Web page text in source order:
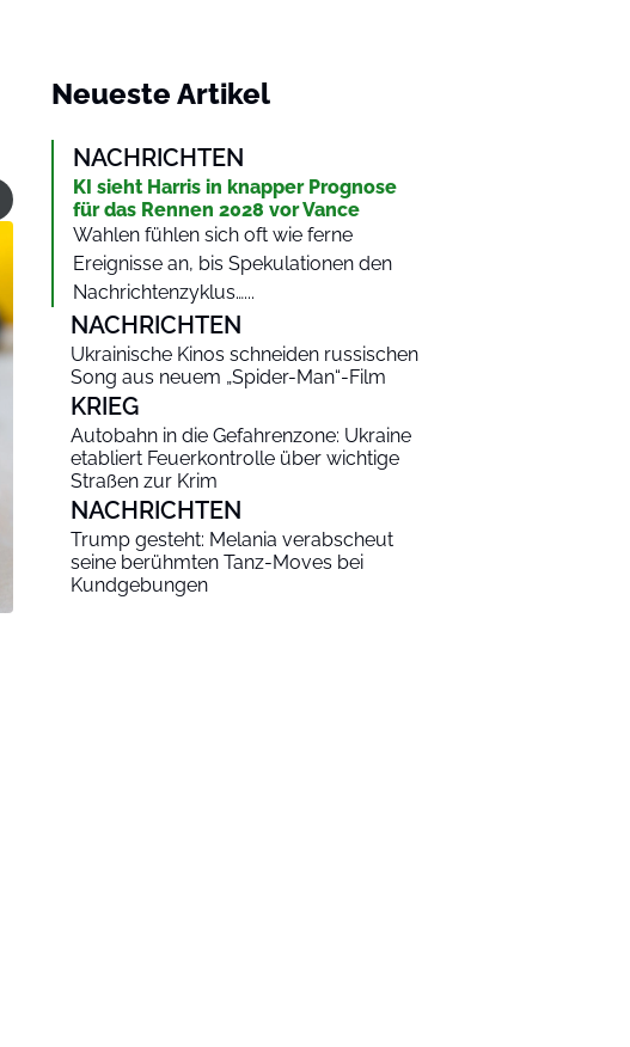
Neueste Artikel
NACHRICHTEN
KI sieht Harris in knapper Prognose
für das Rennen 2028 vor Vance
Wahlen fühlen sich oft wie ferne
Ereignisse an, bis Spekulationen den
Nachrichtenzyklus…...
NACHRICHTEN
Ukrainische Kinos schneiden russischen
Song aus neuem „Spider-Man“-Film
KRIEG
Autobahn in die Gefahrenzone: Ukraine
etabliert Feuerkontrolle über wichtige
Straßen zur Krim
NACHRICHTEN
Trump gesteht: Melania verabscheut
seine berühmten Tanz-Moves bei
Kundgebungen